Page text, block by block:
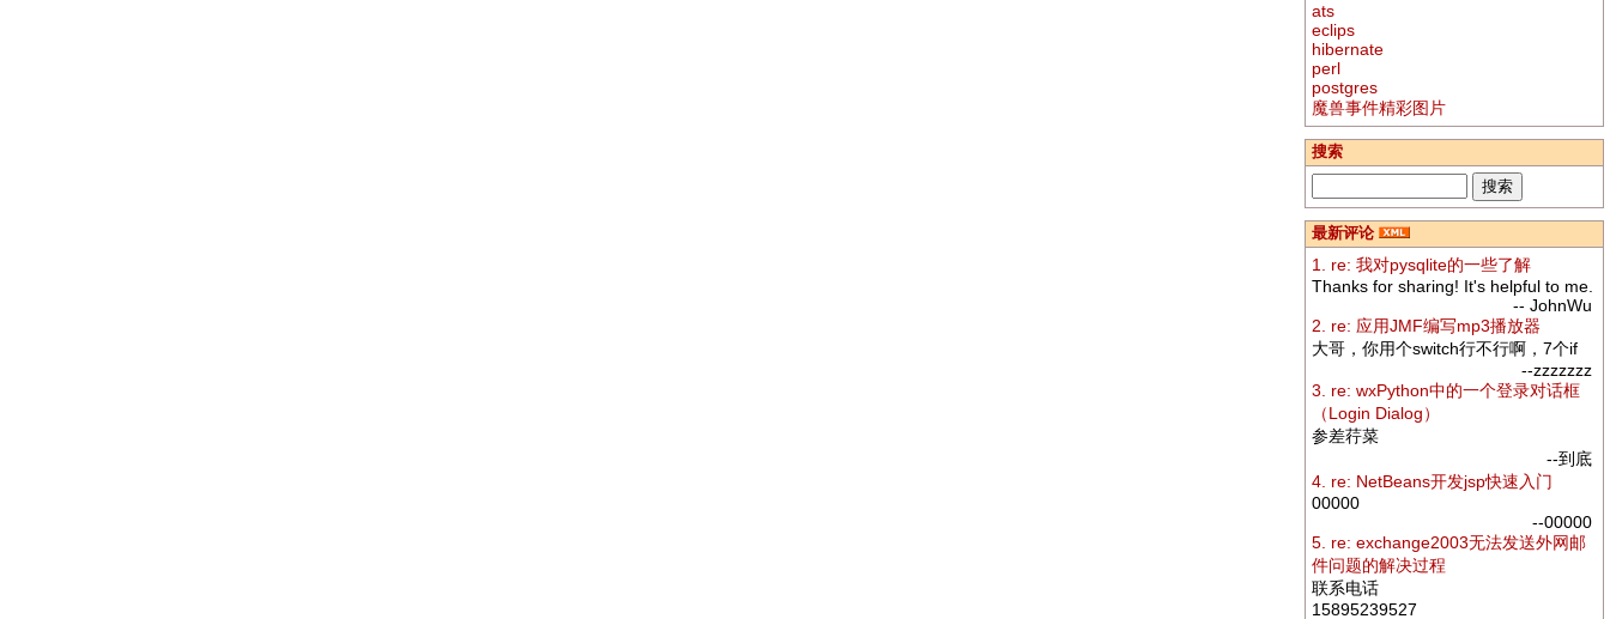
ats
eclips
hibernate
perl
postgres
魔兽事件精彩图片
搜索
最新评论
1. re: 我对pysqlite的一些了解
Thanks for sharing! It's helpful to me.
-- JohnWu
2. re: 应用JMF编写mp3播放器
大哥，你用个switch行不行啊，7个if
--zzzzzzz
3. re: wxPython中的一个登录对话框
（Login Dialog）
参差荇菜
--到底
4. re: NetBeans开发jsp快速入门
00000
--00000
5. re: exchange2003无法发送外网邮
件问题的解决过程
联系电话
15895239527